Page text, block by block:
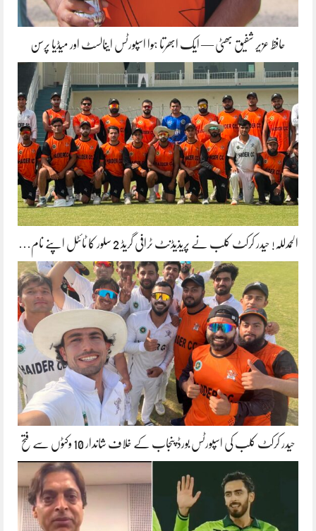
حافظ عزیر شفیق بھٹی — ایک ابھرتا ہوا اسپورٹس اینالسٹ اور میڈیا پرسن
الحمدللہ! حیدر کرکٹ کلب نے پریذیڈنٹ ٹرافی گریڈ 2 سلور کا ٹائٹل اپنے نام…
حیدر کرکٹ کلب کی اسپورٹس بورڈ پنجاب کے خلاف شاندار 10 وکٹوں سے فتح